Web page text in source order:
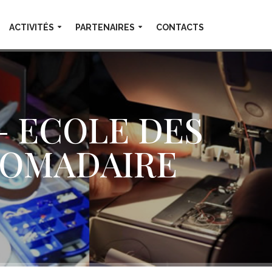
ACTIVITÉS PARTENAIRES CONTACTS
DES